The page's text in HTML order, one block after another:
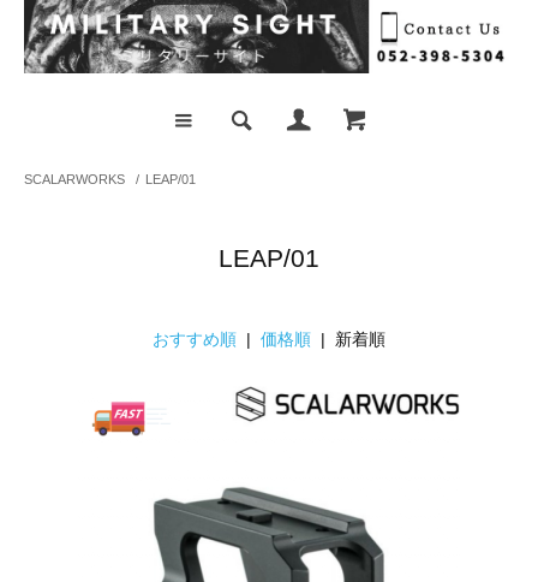
SCALARWORKS / LEAP/01
LEAP/01
おすすめ順 | 価格順 | 新着順